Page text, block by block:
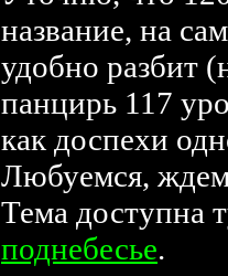
название, на
удобно разбит
панцирь 117
как доспехи
Любуемся,
Тема доступна
поднебесье.